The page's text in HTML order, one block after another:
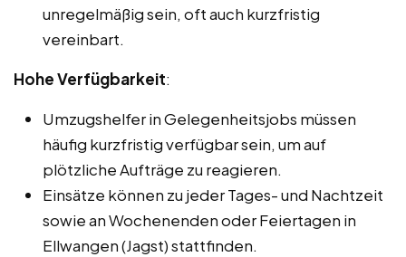
unregelmäßig sein, oft auch kurzfristig
vereinbart.
Hohe Verfügbarkeit:
Umzugshelfer in Gelegenheitsjobs müssen
häufig kurzfristig verfügbar sein, um auf
plötzliche Aufträge zu reagieren.
Einsätze können zu jeder Tages- und Nachtzeit
sowie an Wochenenden oder Feiertagen in
Ellwangen (Jagst) stattfinden.